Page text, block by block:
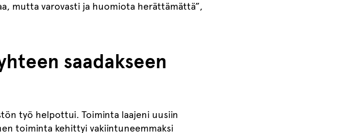
mutta varovasti ja huomiota herättämättä”,
saadakseen
työ helpottui. Toiminta laajeni uusiin
toiminta kehittyi vakiintuneemmaksi